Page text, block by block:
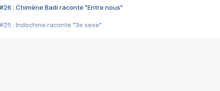
#26 : Chimène Badi raconte "Entre nous"
#25 : Indochine raconte "3e sexe"